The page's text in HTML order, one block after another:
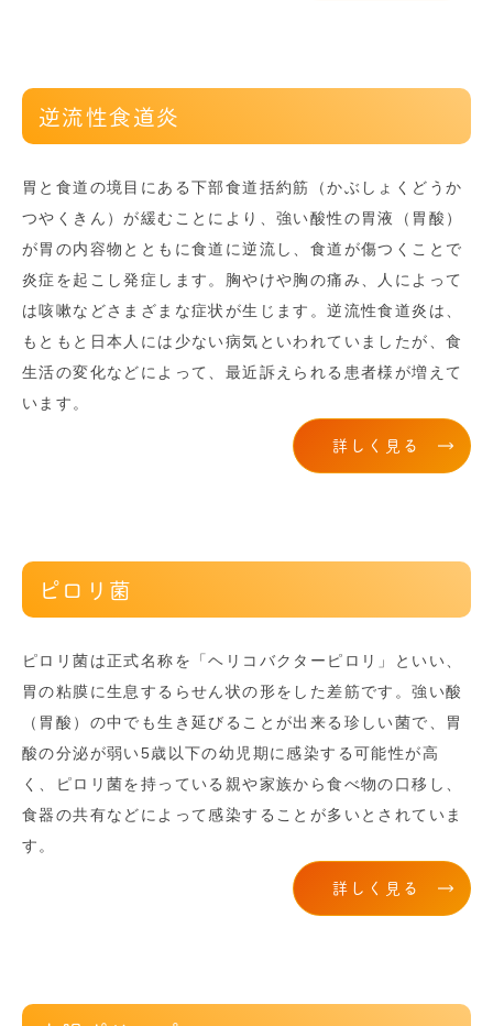
逆流性食道炎
胃と食道の境目にある下部食道括約筋（かぶしょくどうか
つやくきん）が緩むことにより、強い酸性の胃液（胃酸）
が胃の内容物とともに食道に逆流し、食道が傷つくことで
炎症を起こし発症します。胸やけや胸の痛み、人によって
は咳嗽などさまざまな症状が生じます。逆流性食道炎は、
もともと日本人には少ない病気といわれていましたが、食
生活の変化などによって、最近訴えられる患者様が増えて
います。
詳しく見る
ピロリ菌
ピロリ菌は正式名称を「ヘリコバクターピロリ」といい、
胃の粘膜に生息するらせん状の形をした差筋です。強い酸
（胃酸）の中でも生き延びることが出来る珍しい菌で、胃
酸の分泌が弱い5歳以下の幼児期に感染する可能性が高
く、ピロリ菌を持っている親や家族から食べ物の口移し、
食器の共有などによって感染することが多いとされていま
す。
詳しく見る